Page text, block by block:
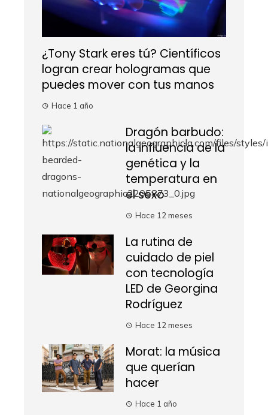
¿Tony Stark eres tú? Científicos
logran crear hologramas que
puedes mover con tus manos
Hace 1 año
Dragón barbudo:
la influencia de la
genética y la
temperatura en
el sexo
Hace 12 meses
La rutina de
cuidado de piel
con tecnología
LED de Georgina
Rodríguez
Hace 12 meses
Morat: la música
que querían
hacer
Hace 1 año